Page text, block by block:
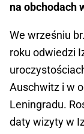
na obchodach
We wrześniu
roku odwiedzi
Auschwitz i w
Leningradu.
daty wizyty w